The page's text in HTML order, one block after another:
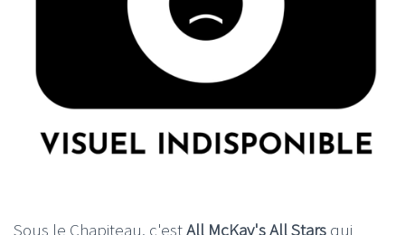
Sous le Chapiteau, c'estAll McKay's All Stars qui